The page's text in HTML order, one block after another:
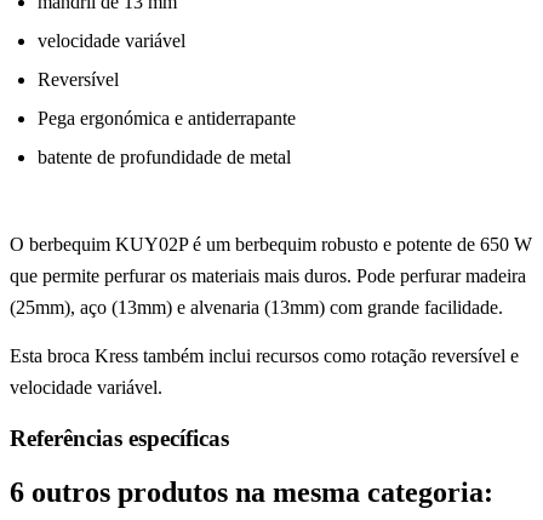
velocidade variável
Reversível
Pega ergonómica e antiderrapante
batente de profundidade de metal
O berbequim KUY02P é um berbequim robusto e potente de 650 W
que permite perfurar os materiais mais duros. Pode perfurar madeira
(25mm), aço (13mm) e alvenaria (13mm) com grande facilidade.
Esta broca Kress também inclui recursos como rotação reversível e
velocidade variável.
Referências específicas
6 outros produtos na mesma categoria: